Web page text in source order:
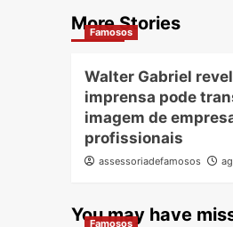
More Stories
Famosos
Walter Gabriel
imprensa pode
imagem de
profissionais
assessoriadefamosos
You may have
Famosos